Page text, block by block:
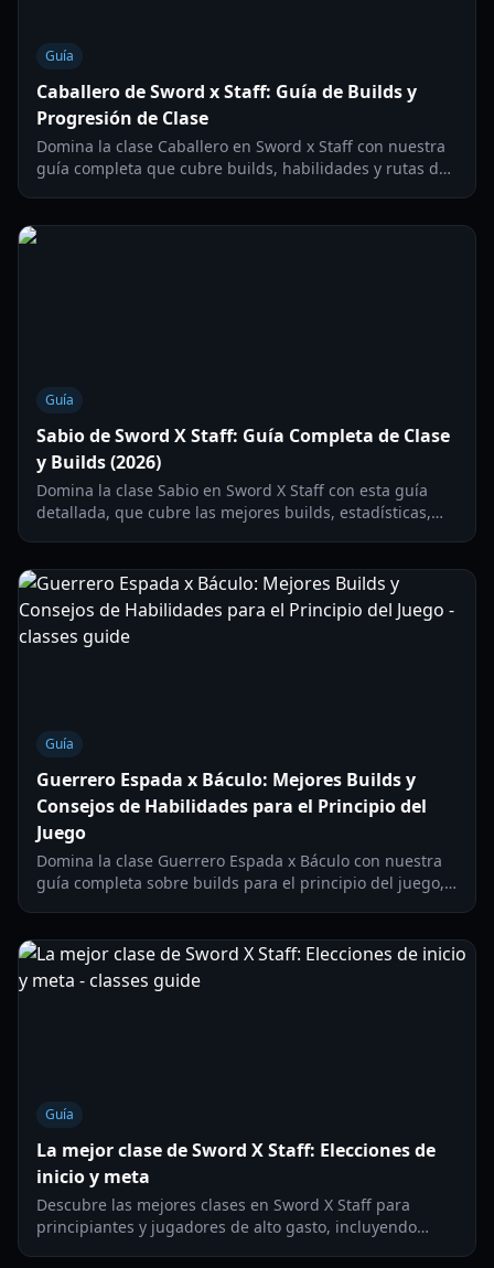
Guía
Caballero de Sword x Staff: Guía de Builds y
Progresión de Clase
Domina la clase Caballero en Sword x Staff con nuestra
guía completa que cubre builds, habilidades y rutas de
Guía
Sabio de Sword X Staff: Guía Completa de Clase
y Builds (2026)
Domina la clase Sabio en Sword X Staff con esta guía
detallada, que cubre las mejores builds, estadísticas,
Guía
Guerrero Espada x Báculo: Mejores Builds y
Consejos de Habilidades para el Principio del
Juego
Domina la clase Guerrero Espada x Báculo con nuestra
guía completa sobre builds para el principio del juego,
Guía
La mejor clase de Sword X Staff: Elecciones de
inicio y meta
Descubre las mejores clases en Sword X Staff para
principiantes y jugadores de alto gasto, incluyendo